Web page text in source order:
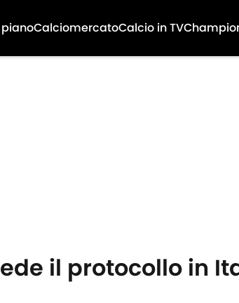
CalciomercatoCalcio in TV
il protocollo in